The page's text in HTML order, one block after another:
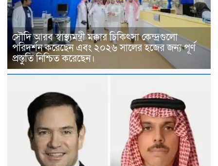
সৌদি আরব স্বাস্থ্যমন্ত্রী মক্কার চিকিৎসা কেন্দ্রগুলো
পরিদর্শন করেছেন এবং ২০২৬ সালের হজের জন্য পূর্ণ
প্রস্তুতি নিশ্চিত করেছেন।